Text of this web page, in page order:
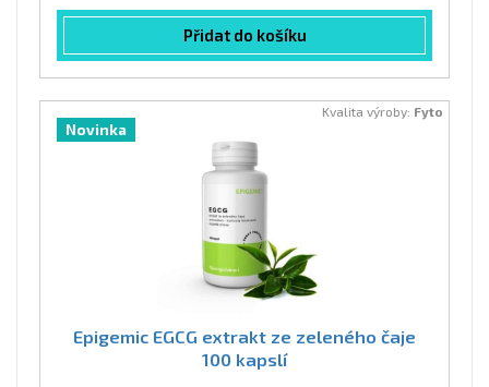
Přidat do košíku
Kvalita výroby: Fyto
Novinka
Epigemic EGCG extrakt ze zeleného čaje
100 kapslí